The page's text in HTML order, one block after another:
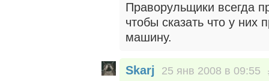
Праворульщики всегда
чтобы сказать что у них
машину.
Skarj 25 янв 2008 в 09:55